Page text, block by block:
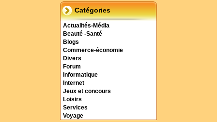
Catégories
Actualités-Média
Beauté -Santé
Blogs
Commerce-économie
Divers
Forum
Informatique
Internet
Jeux et concours
Loisirs
Services
Voyage